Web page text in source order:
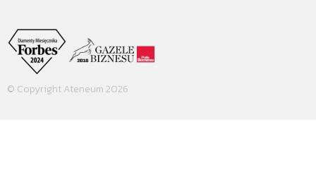
© Copyright Ateneum 2026